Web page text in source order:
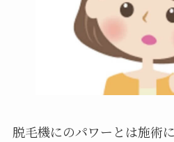
脱毛機にのパワーとは施術